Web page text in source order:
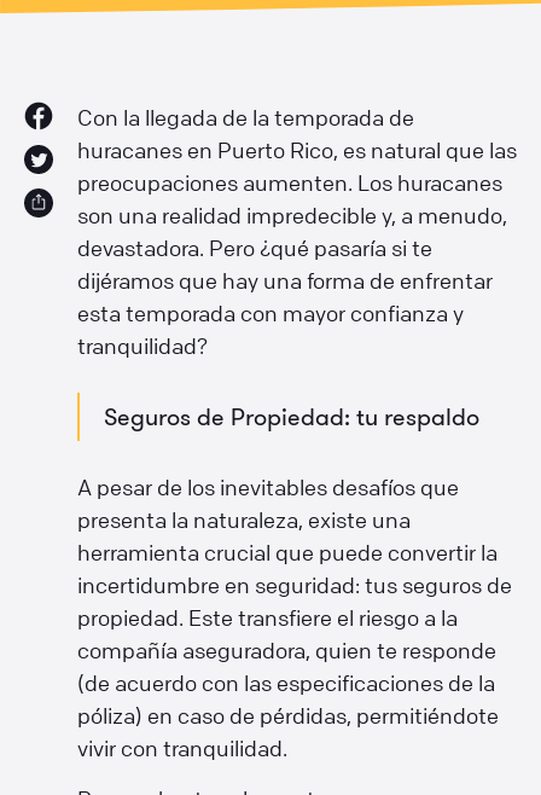
Con la llegada de la temporada de
huracanes en Puerto Rico, es natural que las
preocupaciones aumenten. Los huracanes
son una realidad impredecible y, a menudo,
devastadora. Pero ¿qué pasaría si te
dijéramos que hay una forma de enfrentar
esta temporada con mayor confianza y
tranquilidad?
Seguros de Propiedad: tu respaldo
A pesar de los inevitables desafíos que
presenta la naturaleza, existe una
herramienta crucial que puede convertir la
incertidumbre en seguridad: tus seguros de
propiedad. Este transfiere el riesgo a la
compañía aseguradora, quien te responde
(de acuerdo con las especificaciones de la
póliza) en caso de pérdidas, permitiéndote
vivir con tranquilidad.